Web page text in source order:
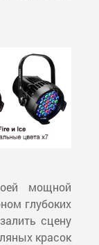
мощной
глубоких
сцену
красок